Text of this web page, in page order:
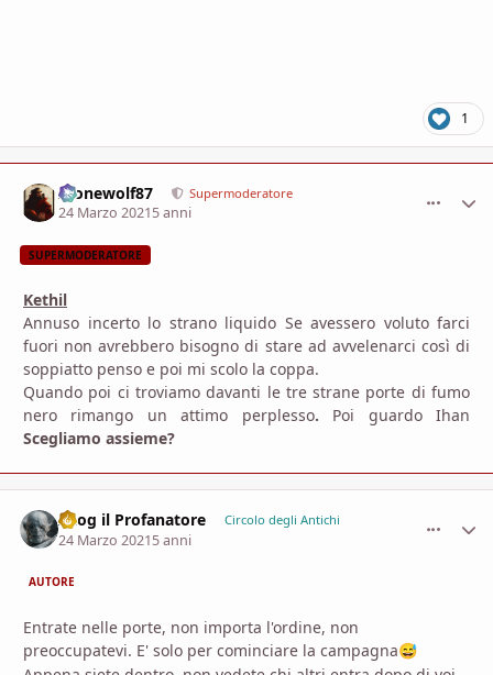
1
Alonewolf87 Supermoderatore
24 Marzo 20215 anni
SUPERMODERATORE
Kethil
Annuso incerto lo strano liquido Se avessero voluto farci
fuori non avrebbero bisogno di stare ad avvelenarci così di
soppiatto penso e poi mi scolo la coppa.
Quando poi ci troviamo davanti le tre strane porte di fumo
nero rimango un attimo perplesso. Poi guardo Ihan
Scegliamo assieme?
Azog il Profanatore Circolo degli Antichi
24 Marzo 20215 anni
AUTORE
Entrate nelle porte, non importa l'ordine, non
preoccupatevi. E' solo per cominciare la campagna😅